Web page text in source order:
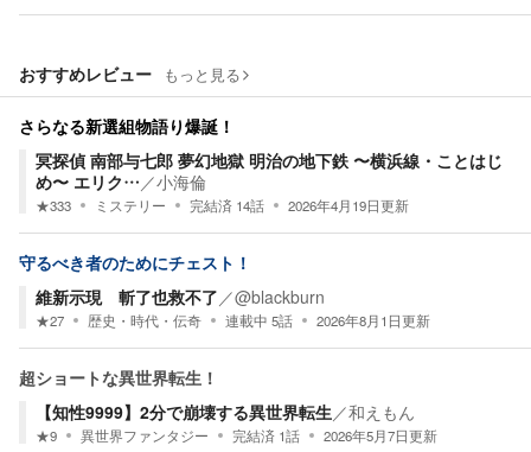
おすすめレビュー もっと見る
さらなる新選組物語り爆誕！
冥探偵 南部与七郎 夢幻地獄 明治の地下鉄 〜横浜線・ことはじ
め〜 エリク…／小海倫
★333 ミステリー 完結済 14話 2026年4月19日更新
守るべき者のためにチェスト！
維新示現 斬了也救不了／@blackburn
★27 歴史・時代・伝奇 連載中 5話 2026年8月1日更新
超ショートな異世界転生！
【知性9999】2分で崩壊する異世界転生／和えもん
★9 異世界ファンタジー 完結済 1話 2026年5月7日更新